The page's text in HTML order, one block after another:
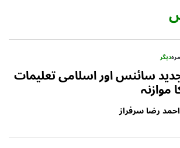
دیگر
سائنس اور اسلامی تعلیمات
موازنہ
احمد رضا سرفراز